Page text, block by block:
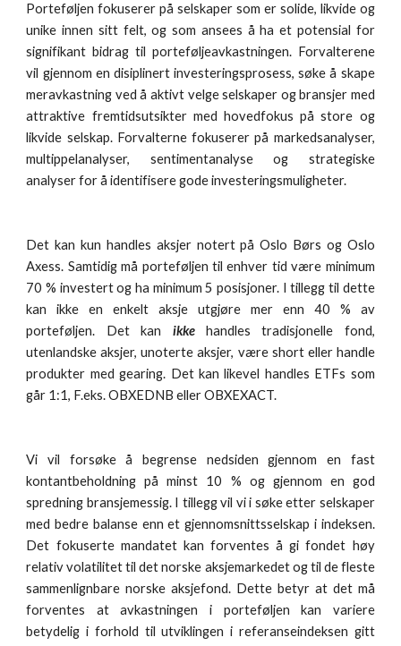
Porteføljen fokuserer på selskaper som er solide, likvide og
unike innen sitt felt, og som ansees å ha et potensial for
signifikant bidrag til porteføljeavkastningen. Forvalterene
vil gjennom en disiplinert investeringsprosess, søke å skape
meravkastning ved å aktivt velge selskaper og bransjer med
attraktive fremtidsutsikter med hovedfokus på store og
likvide selskap. Forvalterne fokuserer på markedsanalyser,
multippelanalyser, sentimentanalyse og strategiske
analyser for å identifisere gode investeringsmuligheter.
Det kan kun handles aksjer notert på Oslo Børs og Oslo
Axess. Samtidig må porteføljen til enhver tid være minimum
70 % investert og ha minimum 5 posisjoner. I tillegg til dette
kan ikke en enkelt aksje utgjøre mer enn 40 % av
porteføljen. Det kan ikkehandles tradisjonelle fond,
utenlandske aksjer, unoterte aksjer, være short eller handle
produkter med gearing. Det kan likevel handles ETFs som
går 1:1, F.eks. OBXEDNB eller OBXEXACT.
Vi vil forsøke å begrense nedsiden gjennom en fast
kontantbeholdning på minst 10 % og gjennom en god
spredning bransjemessig. I tillegg vil vi i søke etter selskaper
med bedre balanse enn et gjennomsnittsselskap i indeksen.
Det fokuserte mandatet kan forventes å gi fondet høy
relativ volatilitet til det norske aksjemarkedet og til de fleste
sammenlignbare norske aksjefond. Dette betyr at det må
forventes at avkastningen i porteføljen kan variere
betydelig i forhold til utviklingen i referanseindeksen gitt